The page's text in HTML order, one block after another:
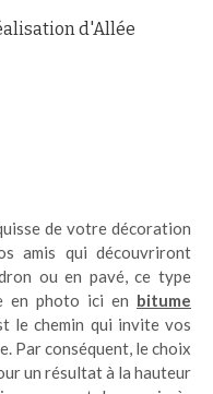
d'Allée
de votre décoration
amis qui découvriront
ou en pavé, ce type
en photo ici en bitume
le chemin qui invite vos
Par conséquent, le choix
un résultat à la hauteur